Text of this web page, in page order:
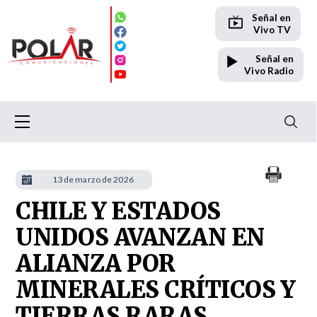
Señal en
Vivo TV
Señal en
Vivo Radio
CHILE Y ESTADOS
UNIDOS AVANZAN EN
ALIANZA POR
MINERALES CRÍTICOS Y
13 de marzo de 2026